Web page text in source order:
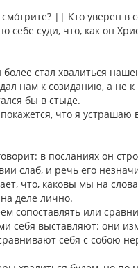
|| Кто уверен в
себе суди, что, как он
стал хвалиться
нам к созиданию, а не к
бы в стыде.
что я устрашаю
в посланиях он
слаб, и речь его
что, каковы мы на
деле лично.
сопоставлять или
себя выставляют: они
себя с собою